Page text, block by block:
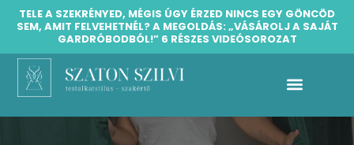
TELE A SZEKRÉNYED, MÉGIS ÚGY ÉRZED NINCS EGY GÖNCÖD
SEM, AMIT FELVEHETNÉL? A MEGOLDÁS: „VÁSÁROLJ A SAJÁT
GARDRÓBODBÓL!” 6 RÉSZES VIDEÓSOROZAT